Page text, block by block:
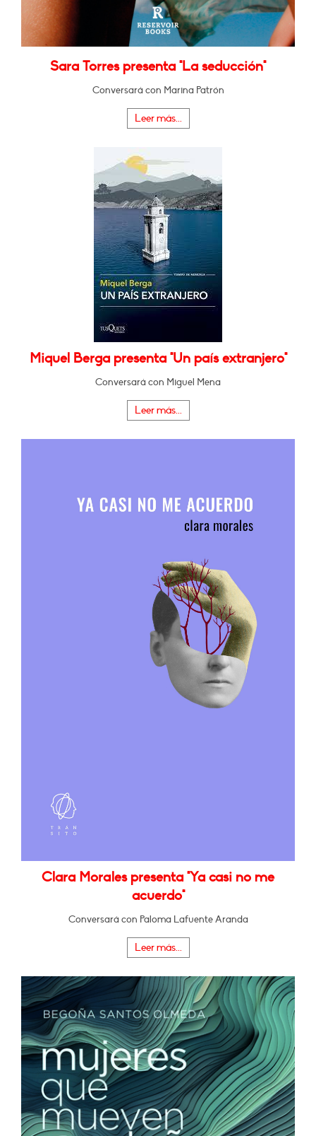
Sara Torres presenta "La seducción"
Conversará con Marina Patrón
Leer más...
Miquel Berga presenta "Un país extranjero"
Conversará con Miguel Mena
Leer más...
Clara Morales presenta "Ya casi no me
acuerdo"
Conversará con Paloma Lafuente Aranda
Leer más...